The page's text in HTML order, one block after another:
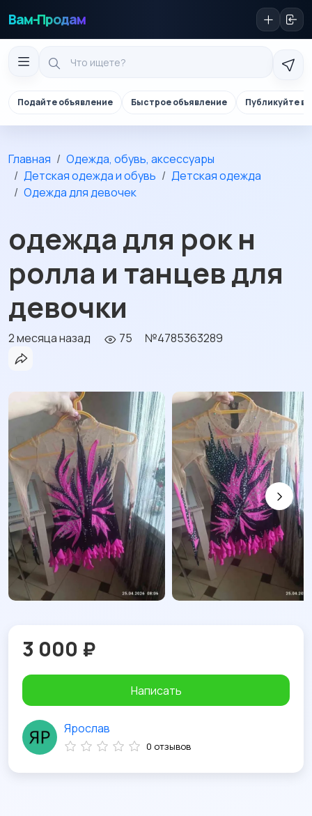
Вам-Продам
Подайте объявление Быстрое объявление Публикуйте в
Главная
Одежда, обувь, аксессуары
Детская одежда и обувь
Детская одежда
Одежда для девочек
одежда для рок н
ролла и танцев для
девочки
2 месяца назад 75 №4785363289
3 000 ₽
Написать
Ярослав
0 отзывов